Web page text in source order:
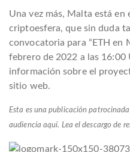
Una vez más, Malta está
criptoesfera, que sin duda
convocatoria para “ETH en
febrero de 2022 a las 16:00
información sobre el
sitio web.
Esta es una publicación
audiencia aquí. Lea el descargo de